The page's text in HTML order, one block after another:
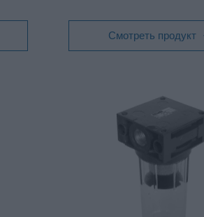
Смотреть продукт